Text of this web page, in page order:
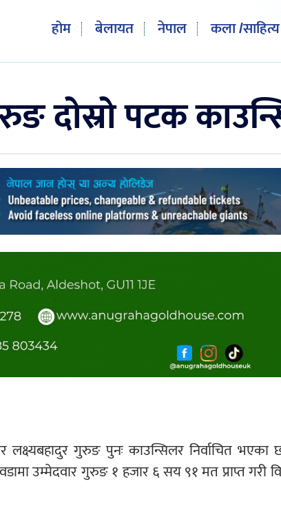
होम बेलायत नेपाल कला /साहित्य
दोस्रो पटक
गुरुङ पुनः काउन्सिलर निर्वाचित भएका
उम्मेदवार गुरुङ १ हजार ६ सय ९१ मत प्राप्त गरी